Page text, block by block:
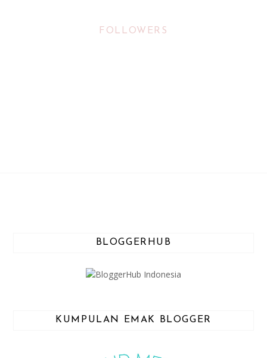
FOLLOWERS
BLOGGERHUB
KUMPULAN EMAK BLOGGER